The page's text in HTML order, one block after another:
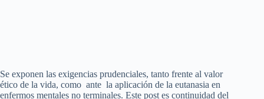
Se exponen las exigencias prudenciales, tanto frente al valor
ético de la vida, como ante la aplicación de la eutanasia en
enfermos mentales no terminales. Este post es continuidad del